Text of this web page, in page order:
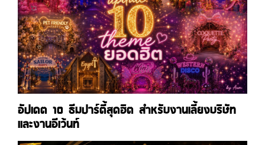
อัปเดต 10 ธีมปาร์ตี้สุดฮิต สำหรับงานเลี้ยงบริษัท
และงานอีเว้นท์